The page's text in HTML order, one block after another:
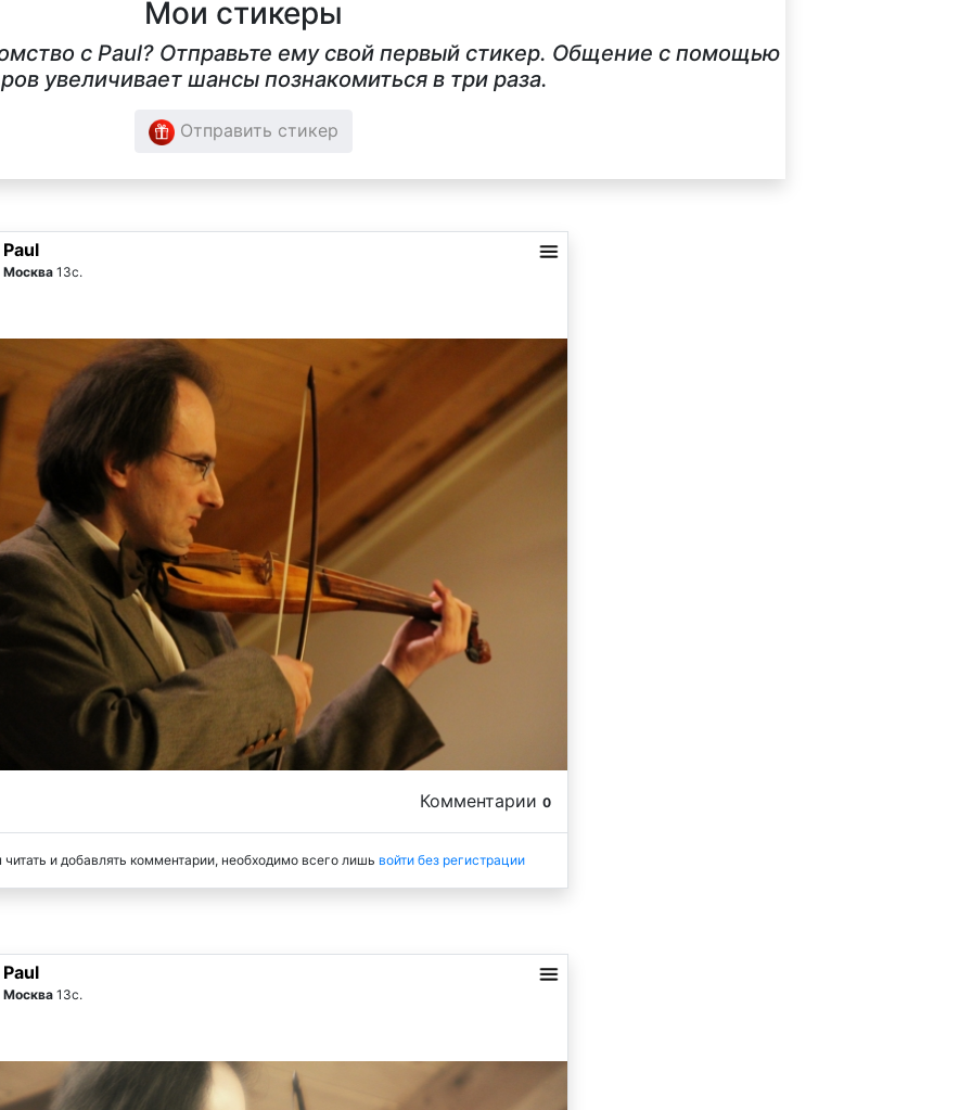
Мои стикеры
с Paul? Отправьте ему свой первый стикер. Общение с помощью
увеличивает шансы познакомиться в три раза.
Отправить стикер
Paul
Москва 13с.
Комментарии 0
и добавлять комментарии, необходимо всего лишь войти без регистрации
Paul
Москва 13с.